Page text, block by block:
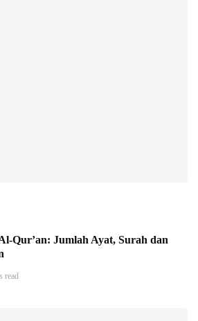
Qur’an: Jumlah Ayat, Surah dan
read